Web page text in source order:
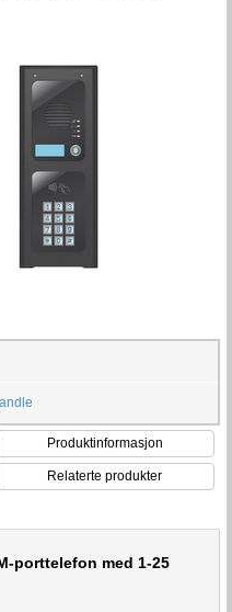
Produktinformasjon
Relaterte produkter
porttelefon med 1-25